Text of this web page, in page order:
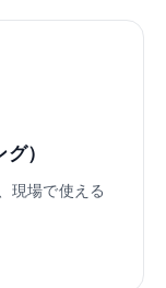
）
現場で使える